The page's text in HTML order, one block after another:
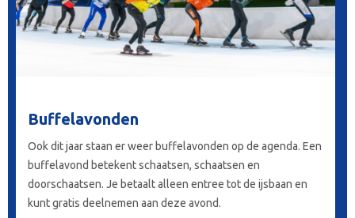
Buffelavonden
Ook dit jaar staan er weer buffelavonden op de agenda. Een
buffelavond betekent schaatsen, schaatsen en
doorschaatsen. Je betaalt alleen entree tot de ijsbaan en
kunt gratis deelnemen aan deze avond.